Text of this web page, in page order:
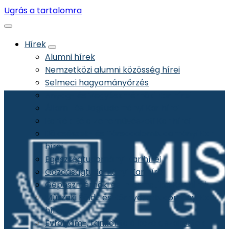
Ugrás a tartalomra
Hírek
Alumni hírek
Nemzetközi alumni közösség hírei
Selmeci hagyományőrzés
hírei
Egészségtudományi Kar hírei
Gazdaságtudományi Kar hírei
Gépészmérnöki és Informatikai Kar hírei
Műszaki Föld- és Környezettudományi Kar
hírei
Évfolyam-, tankör találkozók, szakestek